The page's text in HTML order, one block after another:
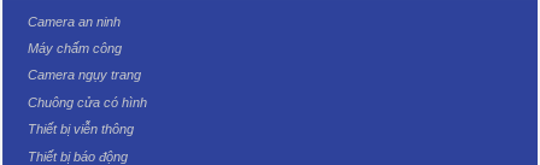
Camera an ninh
Máy chấm công
Camera ngụy trang
Chuông cửa có hình
Thiết bị viễn thông
Thiết bị báo động